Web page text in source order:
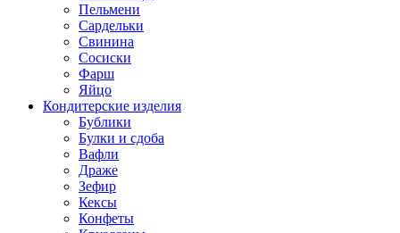
Пельмени
Сардельки
Свинина
Сосиски
Фарш
Яйцо
Кондитерские изделия
Бублики
Булки и сдоба
Вафли
Драже
Зефир
Кексы
Конфеты